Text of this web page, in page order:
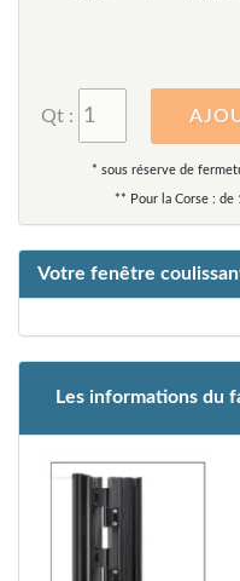
Qt :
* sous réserve de
** Pour la Corse : de
Votre fenêtre
Les informations du